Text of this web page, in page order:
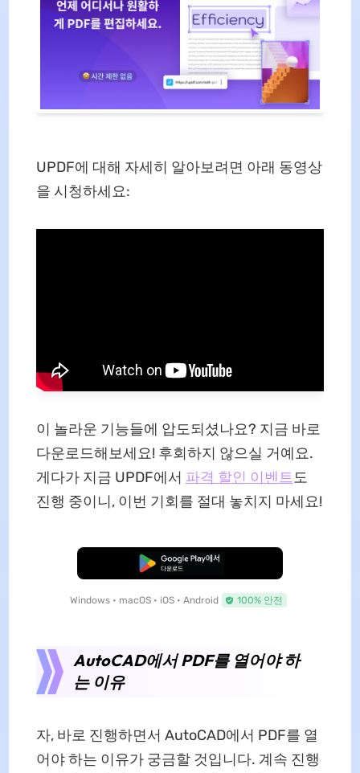
UPDF에 대해 자세히 알아보려면 아래 동영상
을 시청하세요:
이 놀라운 기능들에 압도되셨나요? 지금 바로
다운로드해보세요! 후회하지 않으실 거예요.
게다가 지금 UPDF에서 파격 할인 이벤트도
진행 중이니, 이번 기회를 절대 놓치지 마세요!
무료로 다운로드
Windows • macOS • iOS • Android 100% 안전
AutoCAD에서 PDF를 열어야 하
는 이유
자, 바로 진행하면서 AutoCAD에서 PDF를 열
어야 하는 이유가 궁금할 것입니다. 계속 진행